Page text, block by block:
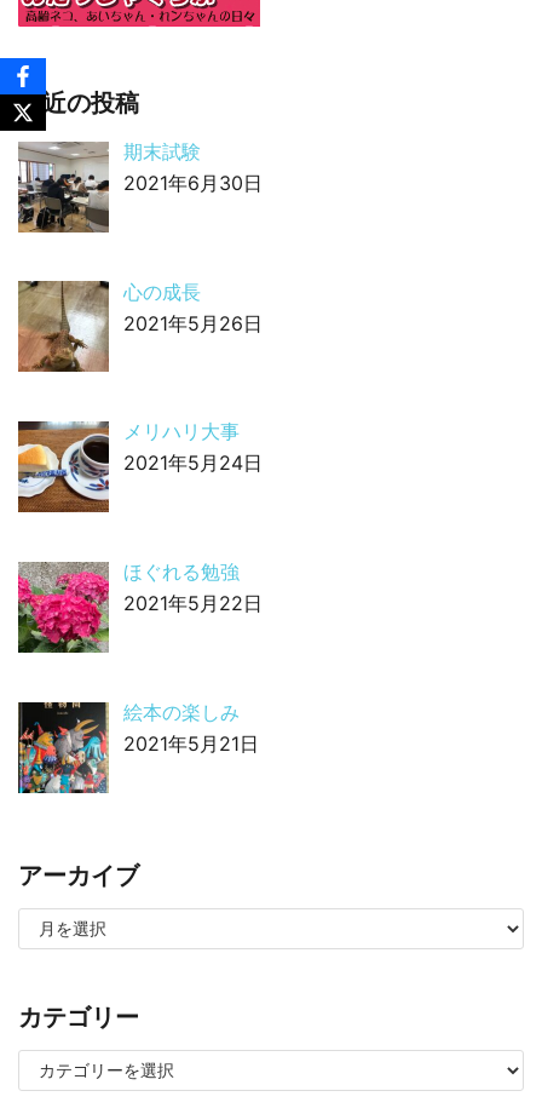
最近の投稿
期末試験
2021年6月30日
心の成長
2021年5月26日
メリハリ大事
2021年5月24日
ほぐれる勉強
2021年5月22日
絵本の楽しみ
2021年5月21日
アーカイブ
カテゴリー